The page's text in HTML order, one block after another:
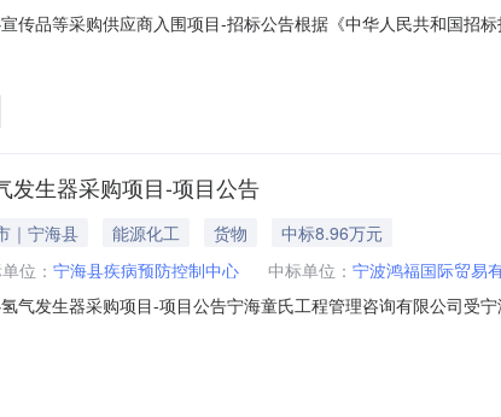
传品等采购供应商入围项目-招标公告根据《中华人民共和国招
围项目二、招标项目编号：NH-TS2026-028三、项目概况：序
：（一）具有
发生器采购项目-项目公告
｜宁海县 能源化工 货物
中标8.96万元
位： 宁海县疾病预防控制中心 中标单位： 宁波鸿福国际贸易
气发生器采购项目-项目公告宁海童氏工程管理咨询有限公司受
县疾病预防控制中心氢气发生器采购项目1项89600宁波鸿福国